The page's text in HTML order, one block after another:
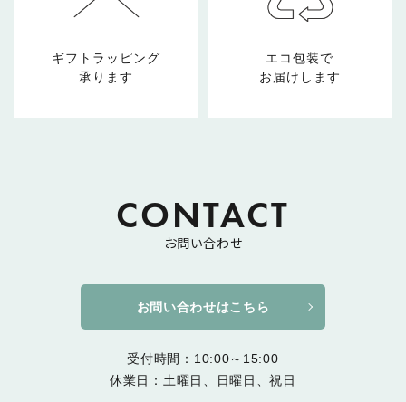
ギフトラッピング
承ります
エコ包装で
お届けします
CONTACT
お問い合わせ
お問い合わせはこちら
受付時間：10:00～15:00
休業日：土曜日、日曜日、祝日